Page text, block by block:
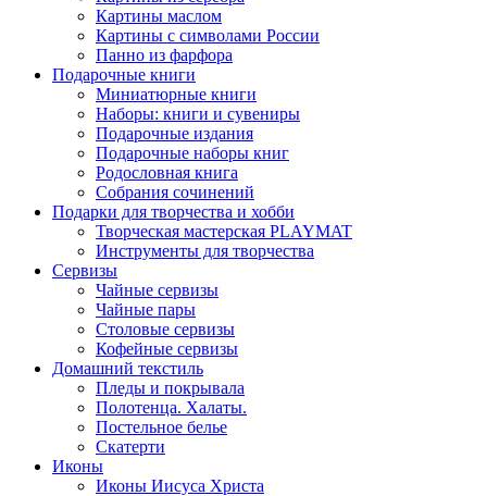
Картины маслом
Картины с символами России
Панно из фарфора
Подарочные книги
Миниатюрные книги
Наборы: книги и сувениры
Подарочные издания
Подарочные наборы книг
Родословная книга
Собрания сочинений
Подарки для творчества и хобби
Творческая мастерская PLAYMAT
Инструменты для творчества
Cервизы
Чайные сервизы
Чайные пары
Столовые сервизы
Кофейные сервизы
Домашний текстиль
Пледы и покрывала
Полотенца. Халаты.
Постельное белье
Скатерти
Иконы
Иконы Иисуса Христа